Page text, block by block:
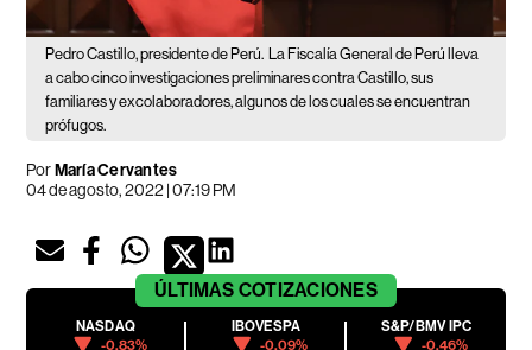
Pedro Castillo, presidente de Perú.
La Fiscalía General de Perú lleva
a cabo cinco investigaciones preliminares contra Castillo, sus
familiares y excolaboradores, algunos de los cuales se encuentran
prófugos.
PorMaría Cervantes
04 de agosto, 2022 | 07:19 PM
ÚLTIMAS COTIZACIONES
NASDAQ
-0.83%
IBOVESPA
-0.09%
S&P/BMV IPC
-0.46%